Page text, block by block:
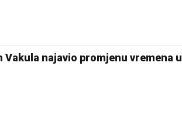
najavio promjenu vremena u